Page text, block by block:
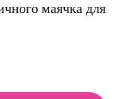
маячка для